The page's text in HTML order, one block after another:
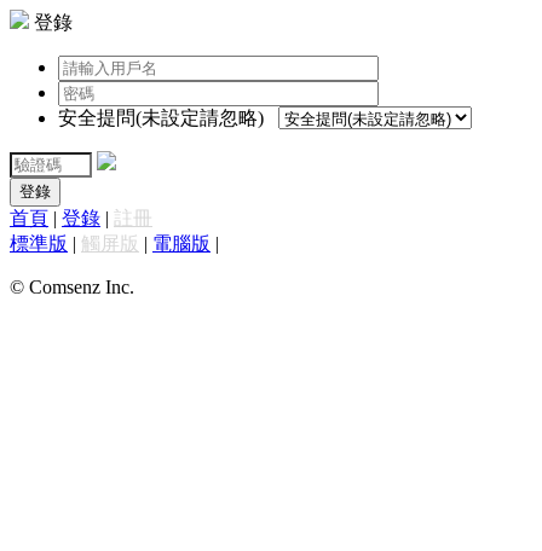
登錄
安全提問(未設定請忽略)
登錄
首頁 | 登錄 | 註冊
標準版 | 觸屏版 | 電腦版 |
© Comsenz Inc.